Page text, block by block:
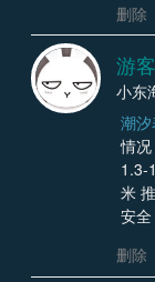
删除
游
小东
潮
情况
1.3-
米
安全
删除